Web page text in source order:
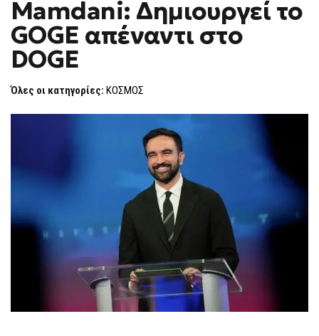
Ο
MAMDANI:
ΔΗΜΙΟΥΡΓΕΊ
ΤΟ
DOGE
Mamdani: Δημιουργεί το
GOGE απέναντι στο
DOGE
Όλες οι κατηγορίες: ΚΟΣΜΟΣ